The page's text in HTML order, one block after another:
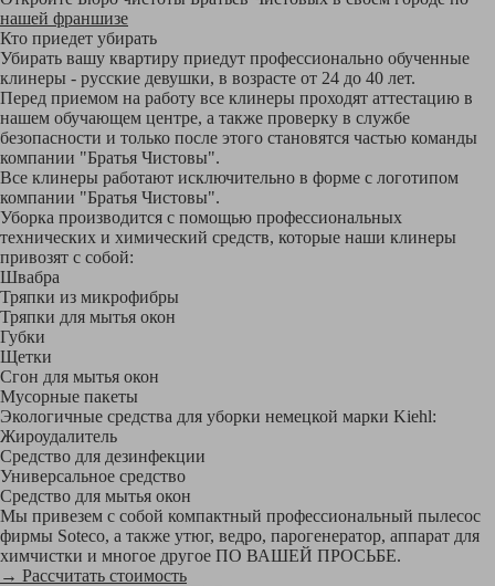
нашей франшизе
Кто приедет убирать
Убирать вашу квартиру приедут профессионально обученные
клинеры - русские девушки, в возрасте от 24 до 40 лет.
Перед приемом на работу все клинеры проходят аттестацию в
нашем обучающем центре, а также проверку в службе
безопасности и только после этого становятся частью команды
компании "Братья Чистовы".
Все клинеры работают исключительно в форме с логотипом
компании "Братья Чистовы".
Уборка производится с помощью профессиональных
технических и химический средств, которые наши клинеры
привозят с собой:
Швабра
Тряпки из микрофибры
Тряпки для мытья окон
Губки
Щетки
Сгон для мытья окон
Мусорные пакеты
Экологичные средства для уборки немецкой марки Kiehl:
Жироудалитель
Средство для дезинфекции
Универсальное средство
Средство для мытья окон
Мы привезем с собой компактный профессиональный пылесос
фирмы Soteco, а также утюг, ведро, парогенератор, аппарат для
химчистки и многое другое ПО ВАШЕЙ ПРОСЬБЕ.
→ Рассчитать стоимость